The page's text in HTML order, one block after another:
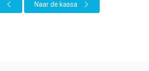
Naar de kassa